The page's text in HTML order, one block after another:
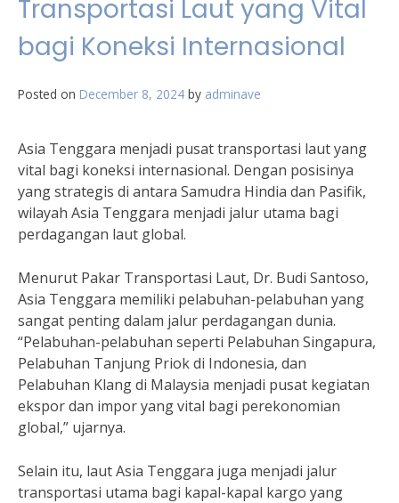
Transportasi Laut yang Vital
bagi Koneksi Internasional
Posted on December 8, 2024 by adminave
Asia Tenggara menjadi pusat transportasi laut yang
vital bagi koneksi internasional. Dengan posisinya
yang strategis di antara Samudra Hindia dan Pasifik,
wilayah Asia Tenggara menjadi jalur utama bagi
perdagangan laut global.
Menurut Pakar Transportasi Laut, Dr. Budi Santoso,
Asia Tenggara memiliki pelabuhan-pelabuhan yang
sangat penting dalam jalur perdagangan dunia.
“Pelabuhan-pelabuhan seperti Pelabuhan Singapura,
Pelabuhan Tanjung Priok di Indonesia, dan
Pelabuhan Klang di Malaysia menjadi pusat kegiatan
ekspor dan impor yang vital bagi perekonomian
global,” ujarnya.
Selain itu, laut Asia Tenggara juga menjadi jalur
transportasi utama bagi kapal-kapal kargo yang